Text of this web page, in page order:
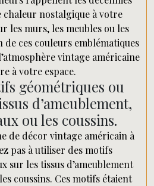
chaleur nostalgique à votre
les murs, les meubles ou les
de ces couleurs emblématiques
vintage américaine
à votre espace.
géométriques ou
d’ameublement,
ou les coussins.
de décor vintage américain à
pas à utiliser des motifs
sur les tissus d’ameublement
coussins. Ces motifs étaient